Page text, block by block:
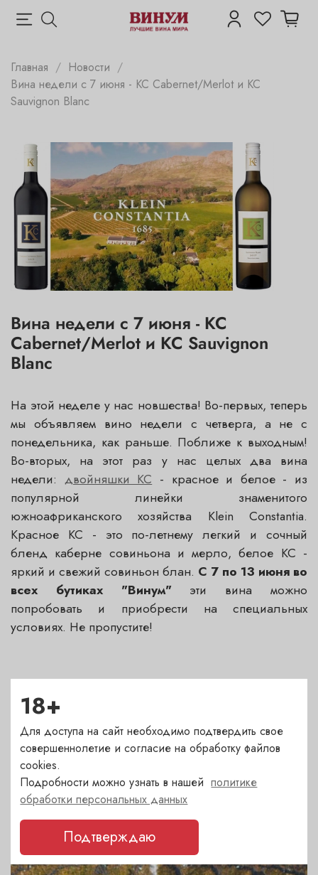
Главная
Новости
Вина недели с 7 июня - КС Cabernet/Merlot и КС
Sauvignon Blanc
Вина недели с 7 июня - КС
Cabernet/Merlot и КС Sauvignon
Blanc
На этой неделе у нас новшества! Во-первых, теперь
мы объявляем вино недели с четверга, а не с
понедельника, как раньше. Поближе к выходным!
Во-вторых, на этот раз у нас целых два вина
недели: двойняшки КС - красное и белое - из
популярной линейки знаменитого
южноафриканского хозяйства Klein Constantia.
Красное KC - это по-летнему легкий и сочный
бленд каберне совиньона и мерло, белое KC -
яркий и свежий совиньон блан. С 7 по 13 июня во
всех бутиках "Винум" эти вина можно
попробовать и приобрести на специальных
условиях. Не пропустите!
ДРУГИЕ НОВОСТИ
Последние события и акции. Статьи о вине
18+
Для доступа на сайт необходимо подтвердить свое
совершеннолетие и согласие на обработку файлов
cookies.
Подробности можно узнать в нашейполитике
обработки персональных данных
Подтверждаю